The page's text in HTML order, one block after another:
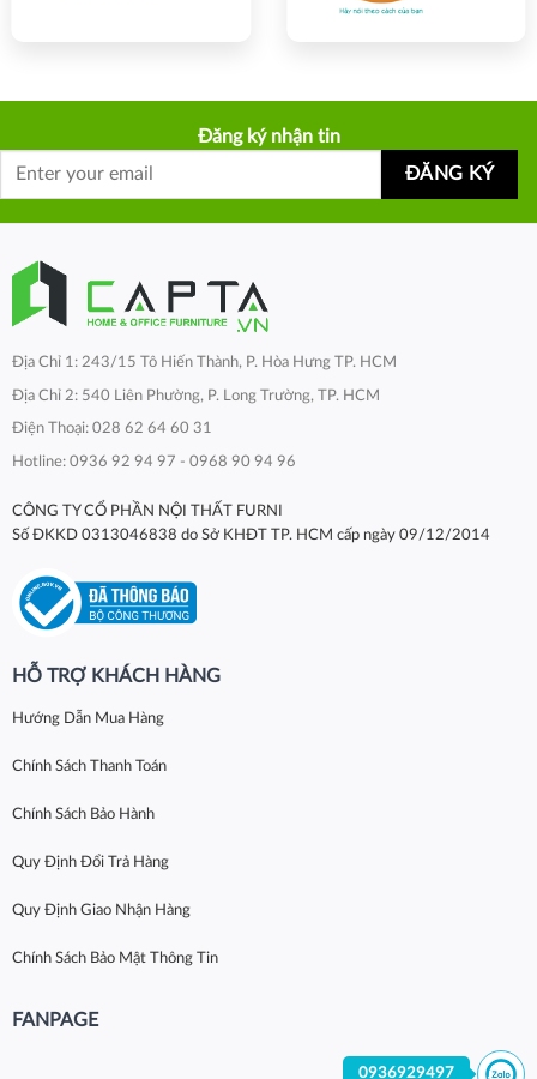
Đăng ký nhận tin
Địa Chỉ 1: 243/15 Tô Hiến Thành, P. Hòa Hưng TP. HCM
Địa Chỉ 2: 540 Liên Phường, P. Long Trường, TP. HCM
Điện Thoại: 028 62 64 60 31
Hotline: 0936 92 94 97 - 0968 90 94 96
CÔNG TY CỔ PHẦN NỘI THẤT FURNI
Số ĐKKD 0313046838 do Sở KHĐT TP. HCM cấp ngày 09/12/2014
HỖ TRỢ KHÁCH HÀNG
Hướng Dẫn Mua Hàng
Chính Sách Thanh Toán
Chính Sách Bảo Hành
Quy Định Đổi Trả Hàng
Quy Định Giao Nhận Hàng
Chính Sách Bảo Mật Thông Tin
FANPAGE
0936929497